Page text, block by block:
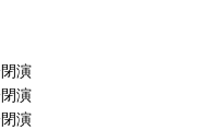
演
演
演